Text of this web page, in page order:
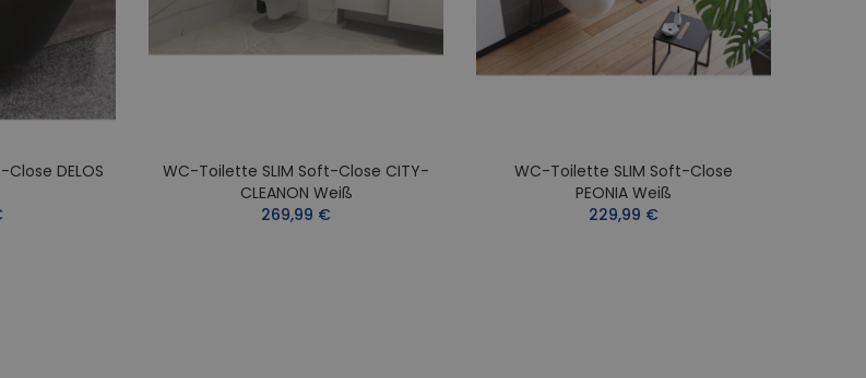
DELOS
WC-Toilette SLIM Soft-Close CITY-
CLEANON Weiß
269,99 €
WC-Toilette SLIM Soft-Close
PEONIA Weiß
229,99 €